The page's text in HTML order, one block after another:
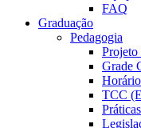
FAQ
Graduação
Pedagogia
Projeto
Grade
TCC